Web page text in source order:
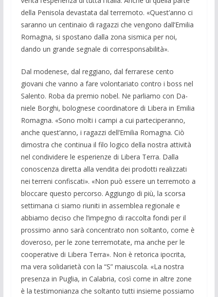
della Penisola devastata dal terremoto. «Quest’anno ci
saranno un centinaio di ragazzi che vengono dall’Emilia
Romagna, si spostano dalla zona sismica per noi,
dando un grande segnale di corresponsabilità».
Dal modenese, dal reggiano, dal ferra­rese cento
giovani che vanno a fare vo­lontariato contro i boss nel
Salento. Roba da premio nobel. Ne parliamo con Da­
niele Borghi, bolognese coordinatore di Libera in Emilia
Romagna. «Sono molti i campi a cui parteciperanno,
anche quest’anno, i ragazzi dell’Emilia Romagna. Ciò
dimostra che continua il filo logico della nostra attività
nel condividere le esperienze di Libera Terra. Dalla
conoscenza diretta alla vendita dei prodotti realizzati
nei terreni confiscati». «Non può essere un terremoto a
bloccare questo percorso. Aggiungo di più, la scorsa
settimana ci siamo riuniti in assemblea regionale e
abbiamo deciso che l’impegno di raccolta fondi per il
prossimo anno sarà concentrato non soltanto, come è
doveroso, per le zone terremotate, ma anche per le
cooperative di Libera Terra». Non è retorica ipocrita,
ma vera solidarietà con la “S” maiuscola. «La nostra
presenza in Puglia, in Calabria, così come in altre zone
è la testimonianza che soltanto tutti insieme possiamo